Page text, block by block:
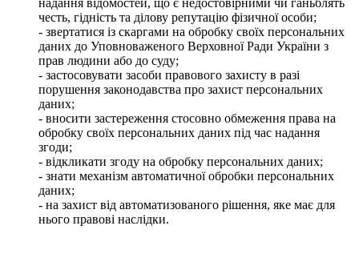
честь, гідність та ділову репутацію фізичної особи;
- звертатися із скаргами на обробку своїх персональних
даних до Уповноваженого Верховної Ради України з
прав людини або до суду;
- застосовувати засоби правового захисту в разі
порушення законодавства про захист персональних
даних;
- вносити застереження стосовно обмеження права на
обробку своїх персональних даних під час надання
згоди;
- відкликати згоду на обробку персональних даних;
- знати механізм автоматичної обробки персональних
даних;
- на захист від автоматизованого рішення, яке має для
нього правові наслідки.